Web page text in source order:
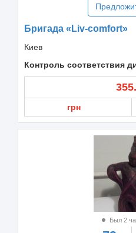
Бригада «Liv-comfort»
Киев
Контроль соответствия
грн
Был 2